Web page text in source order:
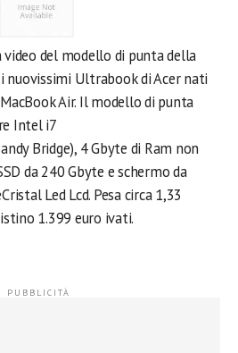
del modello di punta della
nuovissimi Ultrabook di Acer nati
Air. Il modello di punta
Intel i7
Bridge), 4 Gbyte di Ram non
da 240 Gbyte e schermo da
Led Lcd. Pesa circa 1,33
1.399 euro ivati.